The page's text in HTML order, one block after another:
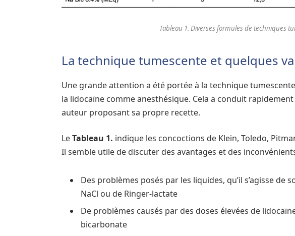
Tableau 1. Diverses formules de techniques
La technique tumescente et quelques
Une grande attention a été portée à la technique
la lidocaïne comme anesthésique. Cela a conduit
auteur proposant sa propre recette.
LeTableau 1. indique les concoctions de Klein, Toledo,
Il semble utile de discuter des avantages et des
Des problèmes posés par les liquides, qu’il s’agisse
NaCl ou de Ringer-lactate
De problèmes causés par des doses élevées de
bicarbonate